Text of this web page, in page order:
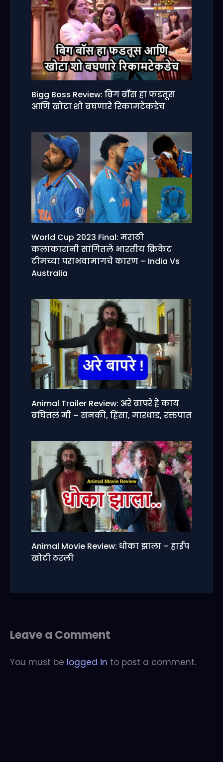
Bigg Boss Review: बिग बॉस हा फडतूस
आणि खोटा शो बघणारे रिकामटेकडेच
World Cup 2023 Final: मराठी
कलाकारांनी सांगितले भारतीय क्रिकेट
टीमच्या पराभवामागचे कारण – India Vs
Australia
Animal Trailer Review: अरे बापरे हे काय
बघितलं मी – सनकी, हिंसा, मारधाड, रक्तपात
Animal Movie Review: धोका झाला – हाईप
खोटी ठरली
Leave a Comment
You must be logged in to post a comment.